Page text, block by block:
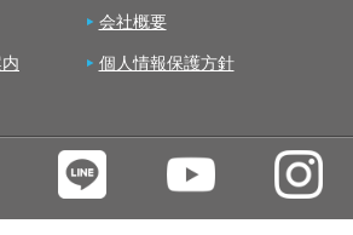
会社概要
個人情報保護方針